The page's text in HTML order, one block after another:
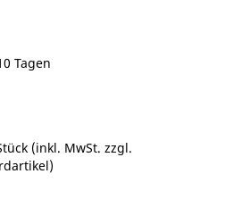
Tagen
(inkl. MwSt. zzgl.
)